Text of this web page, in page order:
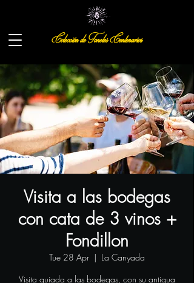
Colección de Toneles Centenarios
Visita a las bodegas
con cata de 3 vinos +
Fondillon
Tue 28 Apr
  |
La Canyada
Visita guiada a las bodegas, con su antigua